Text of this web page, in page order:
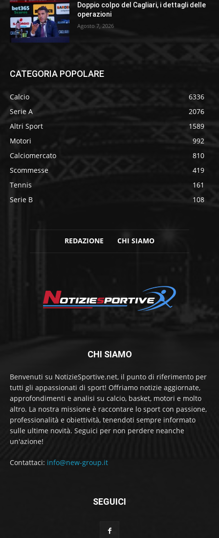
Doppio colpo del Cagliari, i dettagli delle
operazioni
Agosto 7, 2026
CATEGORIA POPOLARE
Calcio
6336
Serie A
2076
Altri Sport
1589
Motori
992
Calciomercato
810
Scommesse
419
Tennis
161
Serie B
108
REDAZIONE CHI SIAMO
CHI SIAMO
Benvenuti su NotizieSportive.net, il punto di riferimento per
tutti gli appassionati di sport! Offriamo notizie aggiornate,
approfondimenti e analisi su calcio, basket, motori e molto
altro. La nostra missione è raccontare lo sport con passione,
professionalità e obiettività, tenendoti sempre informato
sulle ultime novità. Seguici per non perdere neanche
un'azione!
Contattaci: info@new-group.it
SEGUICI